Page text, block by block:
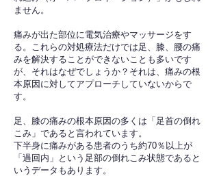
ません。
痛みが出た部位に電気治療やマッサージをす
る。これらの対処療法だけでは足、膝、腰の痛
みを解決することができないことも多いです
が、それはなぜでしょうか？それは、痛みの根
本原因に対してアプローチしていないからで
す。
足、膝の痛みの根本原因の多くは「足首の倒れ
こみ」であると言われています。
下半身に痛みがある患者のうち約70％以上が
「過回内」という足部の倒れこみ状態であると
いうデータもあります。